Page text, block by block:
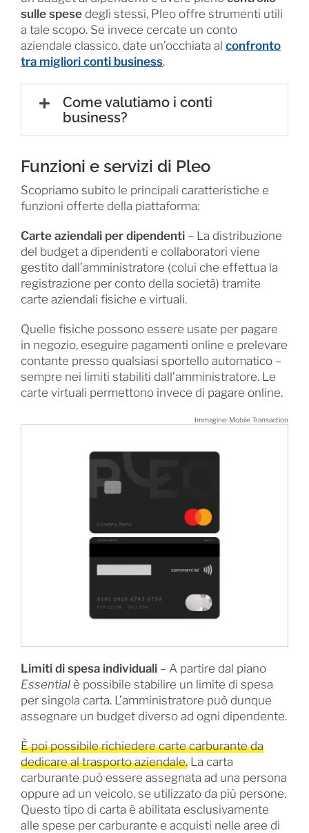
sulle spesedegli stessi, Pleo offre strumenti utili
a tale scopo. Se invece cercate un conto
aziendale classico, date un’occhiata al confronto
tra migliori conti business.
Come valutiamo i conti
business?
Funzioni e servizi di Pleo
Scopriamo subito le principali caratteristiche e
funzioni offerte della piattaforma:
Carte aziendali per dipendenti– La distribuzione
del budget a dipendenti e collaboratori viene
gestito dall’amministratore (colui che effettua la
registrazione per conto della società) tramite
carte aziendali fisiche e virtuali.
Quelle fisiche possono essere usate per pagare
in negozio, eseguire pagamenti online e prelevare
contante presso qualsiasi sportello automatico –
sempre nei limiti stabiliti dall’amministratore. Le
carte virtuali permettono invece di pagare online.
Immagine: Mobile Transaction
Limiti di spesa individuali– A partire dal piano
Essentialè possibile stabilire un limite di spesa
per singola carta. L’amministratore può dunque
assegnare un budget diverso ad ogni dipendente.
È poi possibile richiedere carte carburante da
dedicare al trasporto aziendale.La carta
carburante può essere assegnata ad una persona
oppure ad un veicolo, se utilizzato da più persone.
Questo tipo di carta è abilitata esclusivamente
alle spese per carburante e acquisti nelle aree di